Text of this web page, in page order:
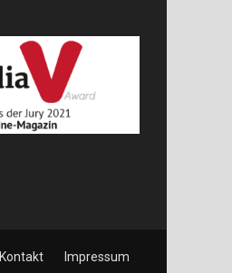
Kontakt Impressum